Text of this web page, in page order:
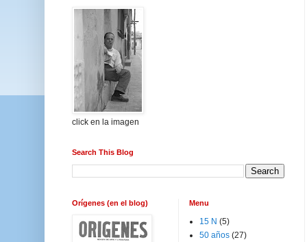
click en la imagen
Search This Blog
Orígenes (en el blog) Menu
15 N (5)
50 años (27)